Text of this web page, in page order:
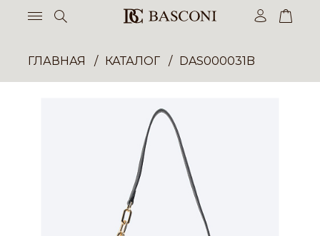
ГЛАВНАЯ КАТАЛОГ DAS000031B